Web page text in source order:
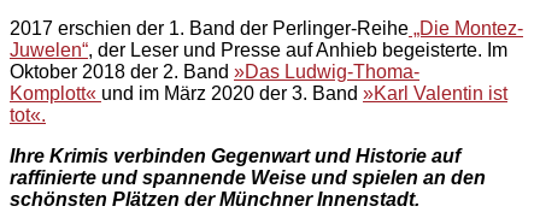
2017 erschien der 1. Band der Perlinger-Reihe „Die Montez-
Juwelen“, der Leser und Presse auf Anhieb begeisterte. Im
Oktober 2018 der 2. Band »Das Ludwig-Thoma-
Komplott« und im März 2020 der 3. Band »Karl Valentin ist
tot«.
Ihre Krimis verbinden Gegenwart und Historie auf
raffinierte und spannende Weise und spielen an den
schönsten Plätzen der Münchner Innenstadt.